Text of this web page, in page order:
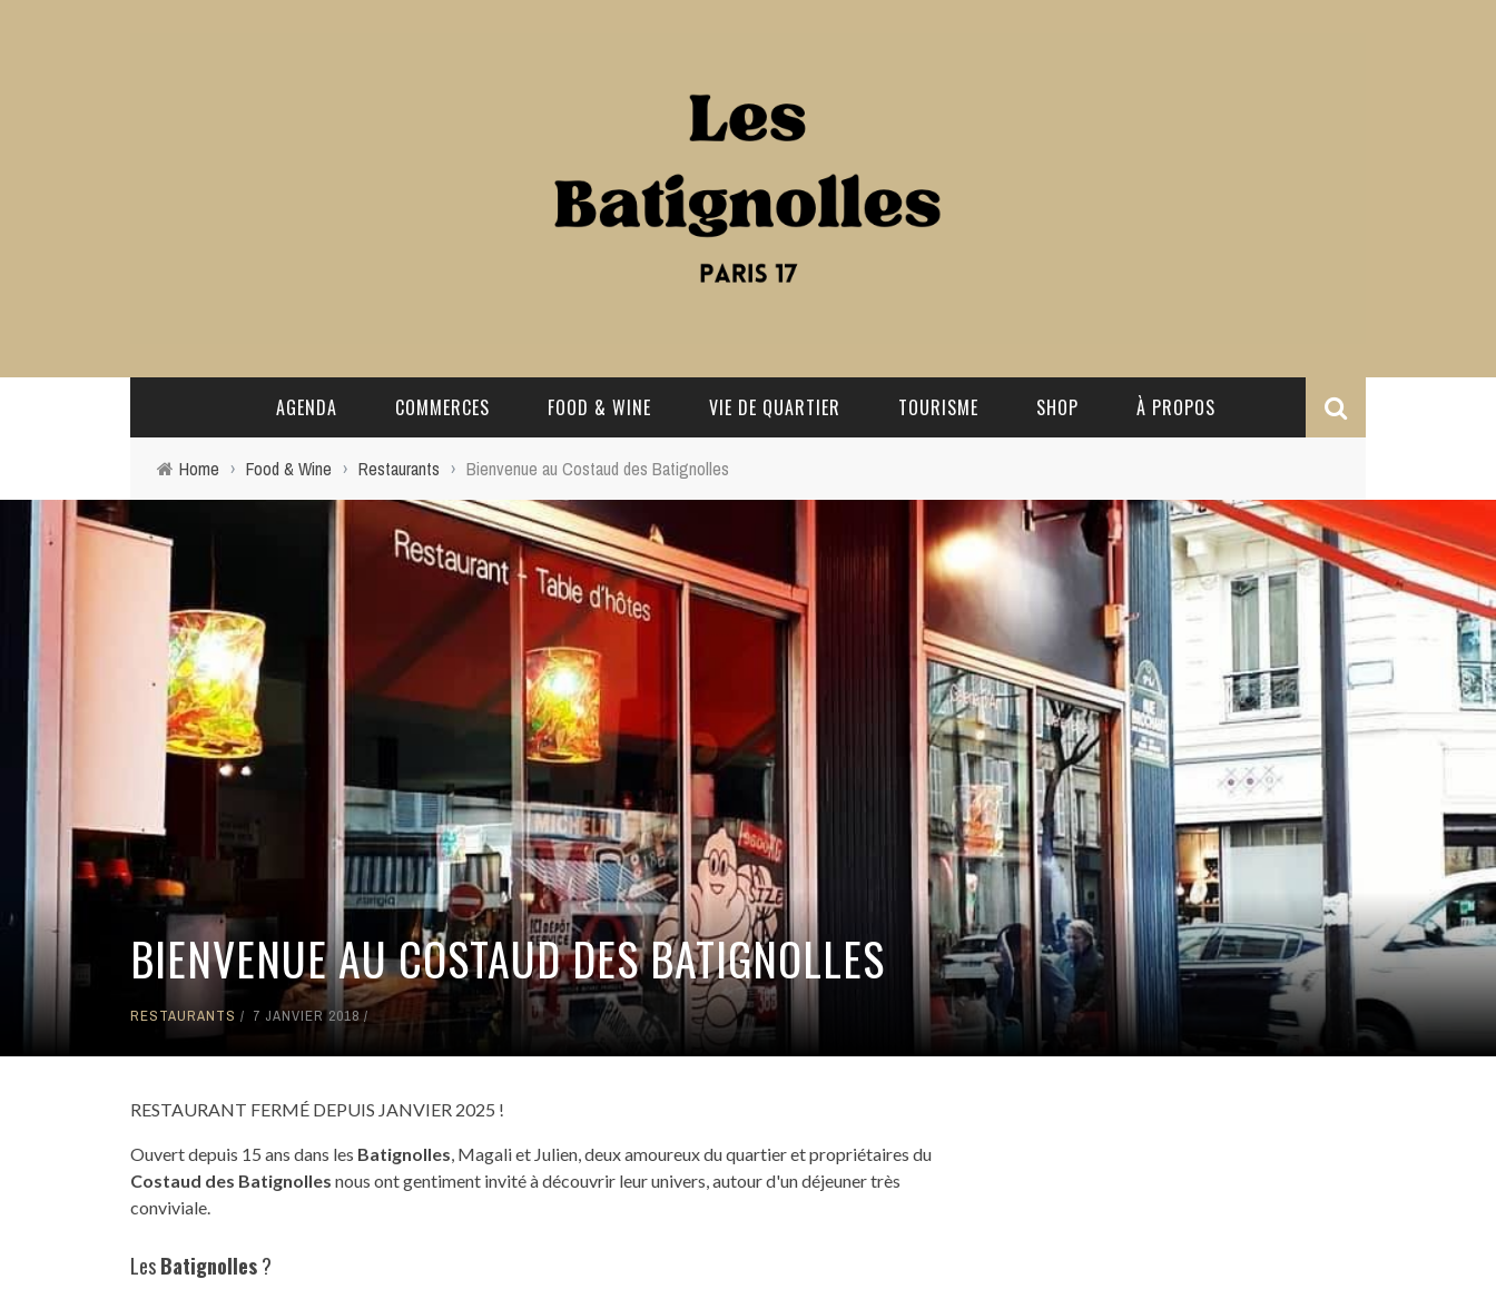
AGENDA COMMERCES
BEAUTÉ & BIEN-ÊTRE
DÉCORATION & ARTISANAT
MODE & ACCESSOIRES
CULTURE & LOISIRS
FOOD & WINE
BARS
BRUNCH
CAFÉS
RESTAURANTS
COMMERCE DE BOUCHE
TOP 5
VIE DE QUARTIER
CULTURE
LOISIRS
TOURISME
HÔTELS
SHOP À PROPOS
Home › Food & Wine › Restaurants › Bienvenue au Costaud des Batignolles
BIENVENUE AU COSTAUD DES BATIGNOLLES
RESTAURANTS 7 JANVIER 2018
RESTAURANT FERMÉ DEPUIS JANVIER 2025 !
Ouvert depuis 15 ans dans les Batignolles, Magali et Julien, deux amoureux du quartier et propriétaires du
Costaud des Batignolles nous ont gentiment invité à découvrir leur univers, autour d'un déjeuner très
conviviale.
LesBatignolles?